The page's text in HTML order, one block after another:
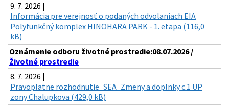
9. 7. 2026 |
Informácia pre verejnosť o podaných odvolaniach EIA
Polyfunkčný komplex HINOHARA PARK - 1. etapa (116,0
kB)
Oznámenie odboru životné prostredie:08.07.2026 /
Životné prostredie
8. 7. 2026 |
Pravoplatne rozhodnutie_SEA_Zmeny a doplnky c.1 UP
zony Chalupkova (429,0 kB)